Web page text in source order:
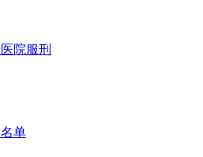
院服刑
单